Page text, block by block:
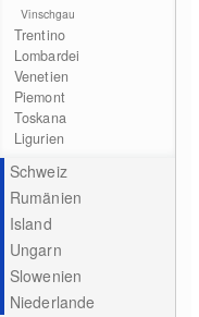
Vinschgau
Trentino
Lombardei
Venetien
Piemont
Toskana
Ligurien
Schweiz
Rumänien
Island
Ungarn
Slowenien
Niederlande